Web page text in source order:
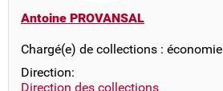
Antoine PROVANSAL
Chargé(e) de collections : économie
Direction:
Direction des collections